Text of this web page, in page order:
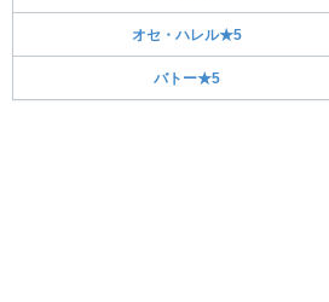
オセ・ハレル★5
バトー★5